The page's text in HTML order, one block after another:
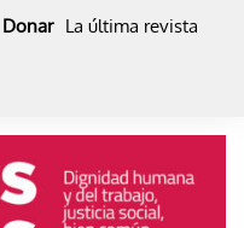
Donar La última revista